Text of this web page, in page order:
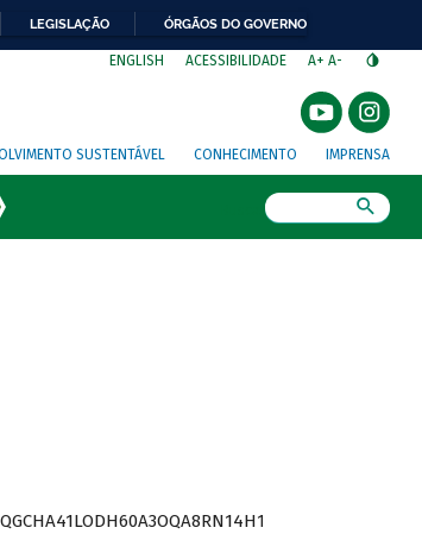
LEGISLAÇÃO ÓRGÃOS DO GOVERNO
ENGLISH ACESSIBILIDADE A+ A-
SUSTENTÁVEL CONHECIMENTO IMPRENSA